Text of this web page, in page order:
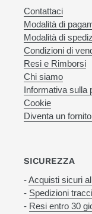
Contattaci
Modalità di
Modalità di
Condizioni di
Resi e Rimborsi
Chi siamo
Informativa sulla
Cookie
Diventa un
SICUREZZA
-Acquisti sicuri
- Spedizioni
- Resi entro 30